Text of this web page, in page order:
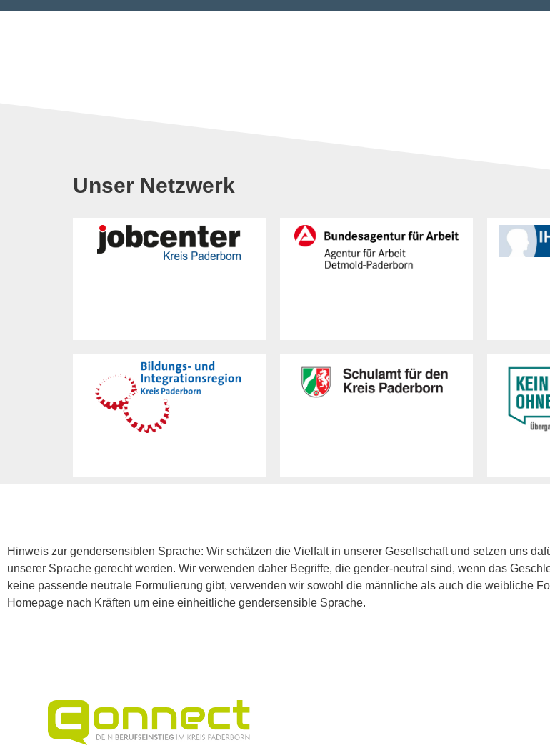
Unser Netzwerk
Hinweis zur gendersensiblen Sprache: Wir schätzen die Vielfalt in unserer Gesellschaft und setzen uns
unserer Sprache gerecht werden. Wir verwenden daher Begriffe, die gender-neutral sind, wenn das
keine passende neutrale Formulierung gibt, verwenden wir sowohl die männliche als auch die weibliche
Homepage nach Kräften um eine einheitliche gendersensible Sprache.